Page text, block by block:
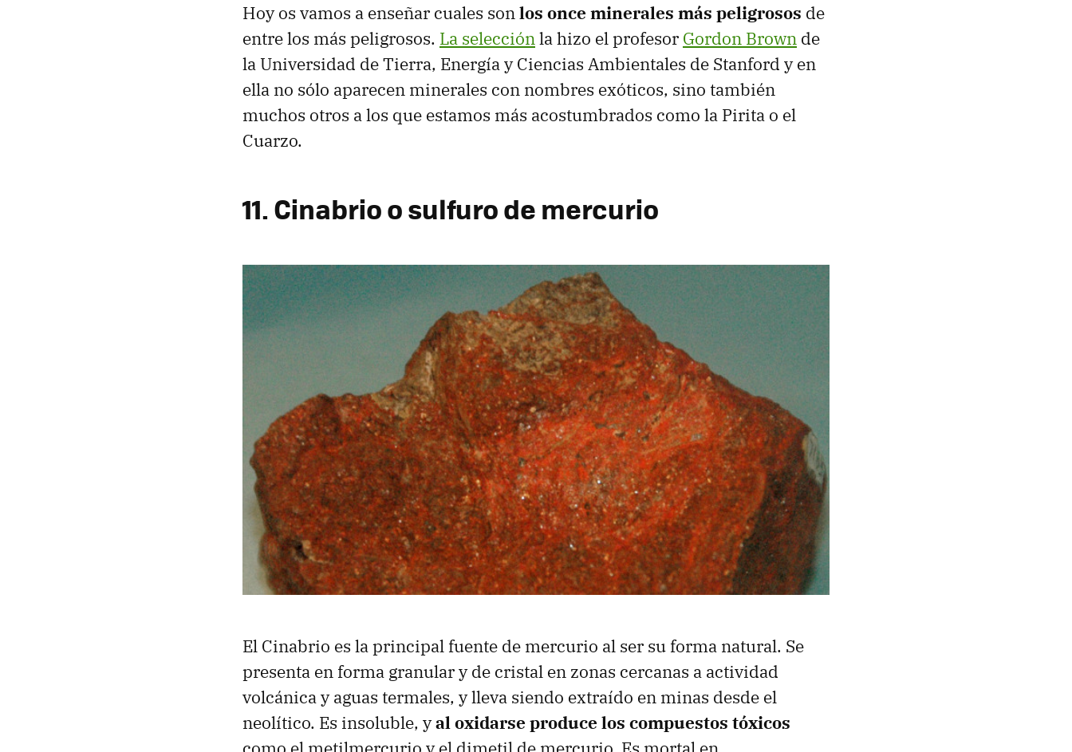
Hoy os vamos a enseñar cuales son los once minerales más peligrosos de
entre los más peligrosos. La selección la hizo el profesor Gordon Brown de
la Universidad de Tierra, Energía y Ciencias Ambientales de Stanford y en
ella no sólo aparecen minerales con nombres exóticos, sino también
muchos otros a los que estamos más acostumbrados como la Pirita o el
Cuarzo.
11. Cinabrio o sulfuro de mercurio
El Cinabrio es la principal fuente de mercurio al ser su forma natural. Se
presenta en forma granular y de cristal en zonas cercanas a actividad
volcánica y aguas termales, y lleva siendo extraído en minas desde el
neolítico. Es insoluble, yal oxidarse produce los compuestos tóxicos